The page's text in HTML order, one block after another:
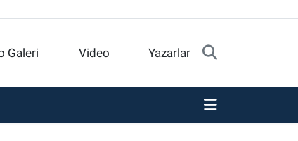
Galeri Video Yazarlar